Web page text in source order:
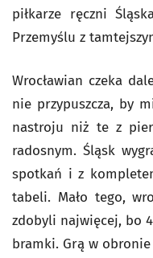
piłkarze ręczni
Przemyślu z
Wrocławian czeka
nie przypuszcza, by
nastroju niż te z
radosnym. Śląsk
spotkań i z
tabeli. Mało tego,
zdobyli najwięcej, bo
bramki. Grą w obronie